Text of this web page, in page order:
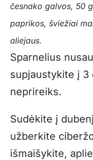
česnako galvos, 50
paprikos, šviežiai
aliejaus.
Sparnelius
supjaustykite į 3
neprireiks.
Sudėkite į
užberkite
išmaišykite,